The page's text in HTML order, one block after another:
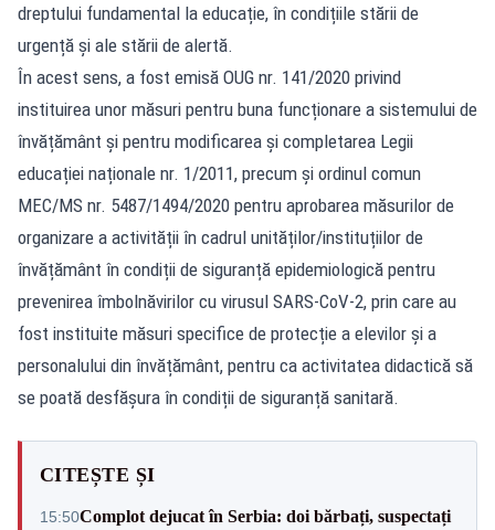
dreptului fundamental la educație, în condițiile stării de
urgență și ale stării de alertă.
În acest sens, a fost emisă OUG nr. 141/2020 privind
instituirea unor măsuri pentru buna funcționare a sistemului de
învățământ și pentru modificarea și completarea Legii
educației naționale nr. 1/2011, precum și ordinul comun
MEC/MS nr. 5487/1494/2020 pentru aprobarea măsurilor de
organizare a activității în cadrul unităților/instituțiilor de
învățământ în condiții de siguranță epidemiologică pentru
prevenirea îmbolnăvirilor cu virusul SARS-CoV-2, prin care au
fost instituite măsuri specifice de protecție a elevilor și a
personalului din învățământ, pentru ca activitatea didactică să
se poată desfășura în condiții de siguranță sanitară.
CITEȘTE ȘI
15:50Complot dejucat în Serbia: doi bărbați, suspectați